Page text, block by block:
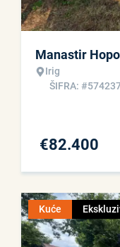
Manastir
Irig
ŠIFRA:
€82.400
Kuće